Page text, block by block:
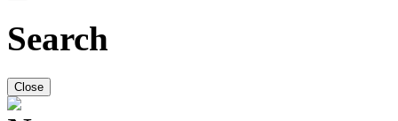
Search
Close